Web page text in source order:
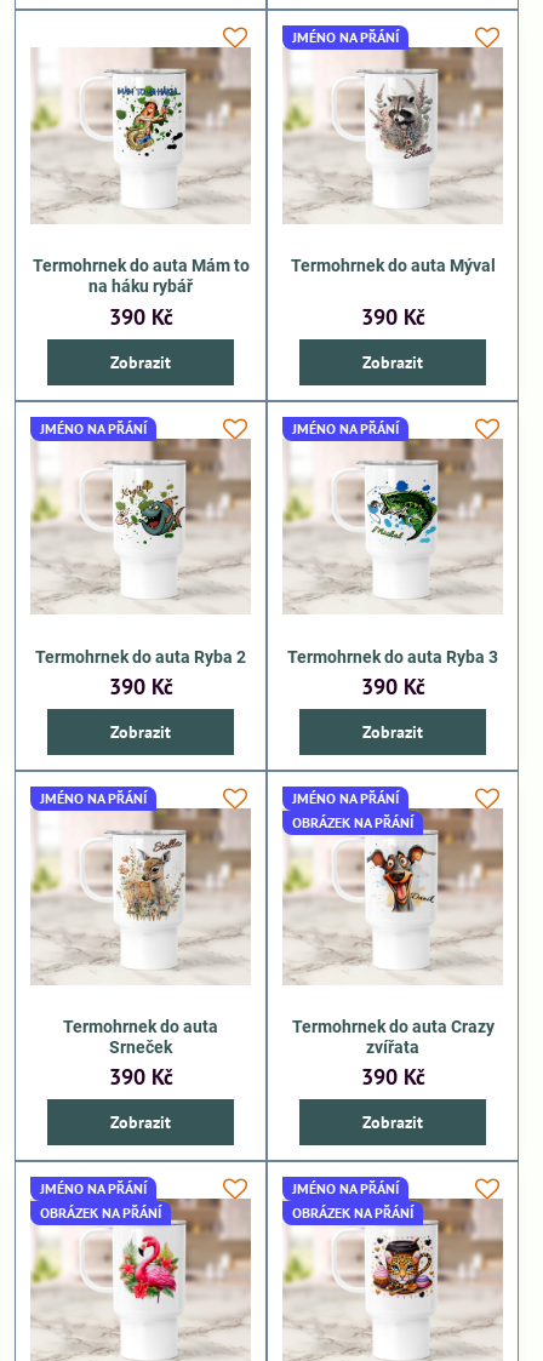
Termohrnek do auta Mám to
na háku rybář
390 Kč
Zobrazit
JMÉNO NA PŘÁNÍ
Termohrnek do auta Mýval
390 Kč
Zobrazit
JMÉNO NA PŘÁNÍ
Termohrnek do auta Ryba 2
390 Kč
Zobrazit
JMÉNO NA PŘÁNÍ
Termohrnek do auta Ryba 3
390 Kč
Zobrazit
JMÉNO NA PŘÁNÍ
Termohrnek do auta
Srneček
390 Kč
Zobrazit
JMÉNO NA PŘÁNÍ
OBRÁZEK NA PŘÁNÍ
Termohrnek do auta Crazy
zvířata
390 Kč
Zobrazit
JMÉNO NA PŘÁNÍ
OBRÁZEK NA PŘÁNÍ
JMÉNO NA PŘÁNÍ
OBRÁZEK NA PŘÁNÍ